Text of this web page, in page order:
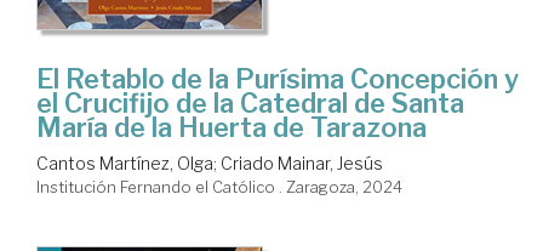
El Retablo de la Purísima Concepción y
el Crucifijo de la Catedral de Santa
María de la Huerta de Tarazona
Cantos Martínez, Olga; Criado Mainar, Jesús
Institución Fernando el Católico . Zaragoza, 2024